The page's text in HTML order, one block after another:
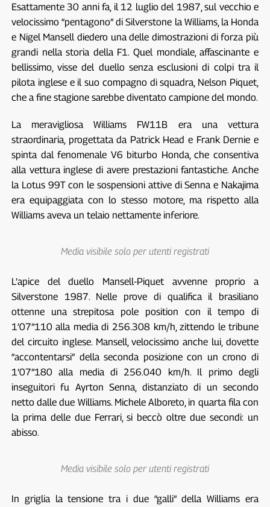
Esattamente 30 anni fa, il 12 luglio del 1987, sul vecchio e
velocissimo “pentagono” di Silverstone la Williams, la Honda
e Nigel Mansell diedero una delle dimostrazioni di forza più
grandi nella storia della F1. Quel mondiale, affascinante e
bellissimo, visse del duello senza esclusioni di colpi tra il
pilota inglese e il suo compagno di squadra, Nelson Piquet,
che a fine stagione sarebbe diventato campione del mondo.
La meravigliosa Williams FW11B era una vettura
straordinaria, progettata da Patrick Head e Frank Dernie e
spinta dal fenomenale V6 biturbo Honda, che consentiva
alla vettura inglese di avere prestazioni fantastiche. Anche
la Lotus 99T con le sospensioni attive di Senna e Nakajima
era equipaggiata con lo stesso motore, ma rispetto alla
Williams aveva un telaio nettamente inferiore.
Media visibile solo per utenti registrati
L’apice del duello Mansell-Piquet avvenne proprio a
Silverstone 1987. Nelle prove di qualifica il brasiliano
ottenne una strepitosa pole position con il tempo di
1’07”110 alla media di 256.308 km/h, zittendo le tribune
del circuito inglese. Mansell, velocissimo anche lui, dovette
“accontentarsi” della seconda posizione con un crono di
1’07”180 alla media di 256.040 km/h. Il primo degli
inseguitori fu Ayrton Senna, distanziato di un secondo
netto dalle due Williams. Michele Alboreto, in quarta fila con
la prima delle due Ferrari, si beccò oltre due secondi: un
abisso.
Media visibile solo per utenti registrati
In griglia la tensione tra i due “galli” della Williams era